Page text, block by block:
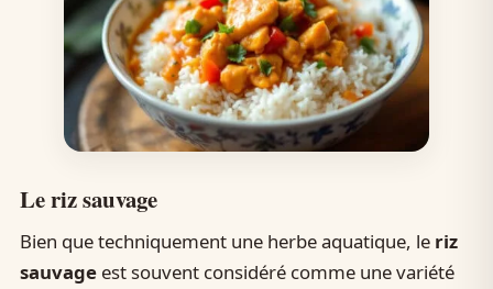
Le riz sauvage
Bien que techniquement une herbe aquatique, le riz
sauvageest souvent considéré comme une variété